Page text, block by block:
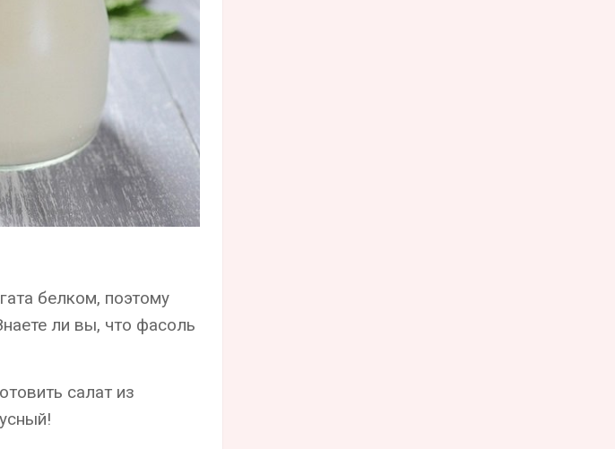
белком, поэтому
ли вы, что фасоль
салат из